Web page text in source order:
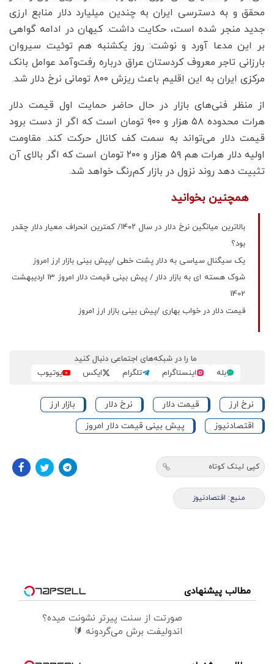
محقق و به دسترسی ایران به چندین میلیارد دلار منابع ارزی
جدید منجر شده است، حکایت داشت. کیهان در ادامه گواهی
بر این مدعا آورد و نوشت: روز یکشنبه هم توئیت سیروان
بارزانی تاجر معروف کردستان عراق درباره رفت‌وآمد عوامل بانک
مرکزی ایران به این اقلیم باعث ریزش ۸۰۰ تومانی نرخ دلار شد.
از منظر فنی‌های بازار در حال حاضر حمایت اول قیمت دلار
هرات محدوده ۵۸ هزار و ۹۰۰ تومان است که اگر از دست برود
قیمت دلار می‌تواند به سمت کف کانال حرکت کند. مقاومت
اولیه دلار هرات هم ۵۹ هزار و ۲۰۰ تومان است که اگر بالای آن
تثبیت دهد روند نزول در بازار کم‌رنگ خواهد شد.
همچنین بخوانید
بالاترین میانگین نرخ دلار در سال ۱۴۰۲/ کمترین انحراف معیار دلار چقدر
بود؟
یک سیگنال سیاسی به دلار پشت خطی /پیش بینی بازار ارز امروز
شوک هسته ای به بازار دلار / پیش بینی قیمت دلار امروز 13 اردیبهشت
1402
قیمت دلار در خواب بهاری /پیش بینی بازار ارز امروز
ما را در شبکه‌های اجتماعی دنبال کنید
بله
اینستاگرام تلگرام ایکس یوتیوب
نرخ ارز قیمت دلار نرخ دلار
بازار ارز
اقتصادنیوز
پیش بینی قیمت دلار امروز
کپی لینک کوتاه
منبع: اقتصادنیوز
مطالب پیشنهادی
صورتت از سنت پیرتر نشونت میده؟
اندولیفت برش می‌گردونه 🔰